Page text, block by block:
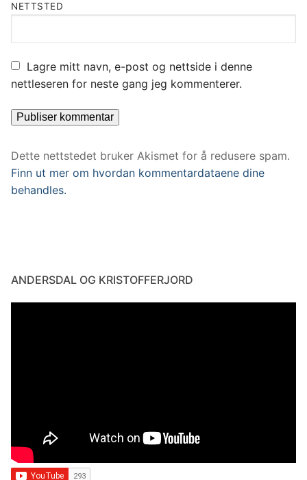
NETTSTED
Lagre mitt navn, e-post og nettside i denne
nettleseren for neste gang jeg kommenterer.
Dette nettstedet bruker Akismet for å redusere spam.
Finn ut mer om hvordan kommentardataene dine
behandles.
ANDERSDAL OG KRISTOFFERJORD